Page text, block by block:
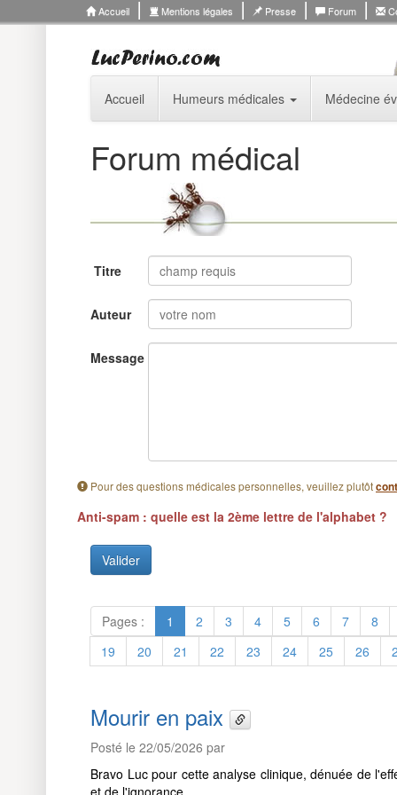
Accueil Mentions légales Presse Forum
Accueil Humeurs médicales Médecine
Forum médical
Titre
Auteur
Message
Pour des questions médicales personnelles, veuillez plutôt
Anti-spam : quelle est la 2ème lettre de l'alphabet ?
Pages : 1 2 3 4 5 6 7
8
19
20 21 22 23 24 25 26
Mourir en paix
Posté le 22/05/2026 par
Bravo Luc pour cette analyse clinique, dénuée de